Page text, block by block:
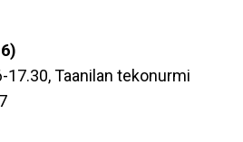
Taanilan tekonurmi